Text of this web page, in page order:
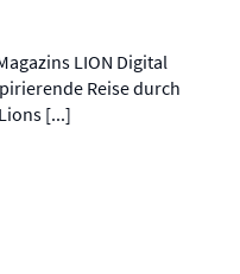
LION Digital
Reise durch
[...]